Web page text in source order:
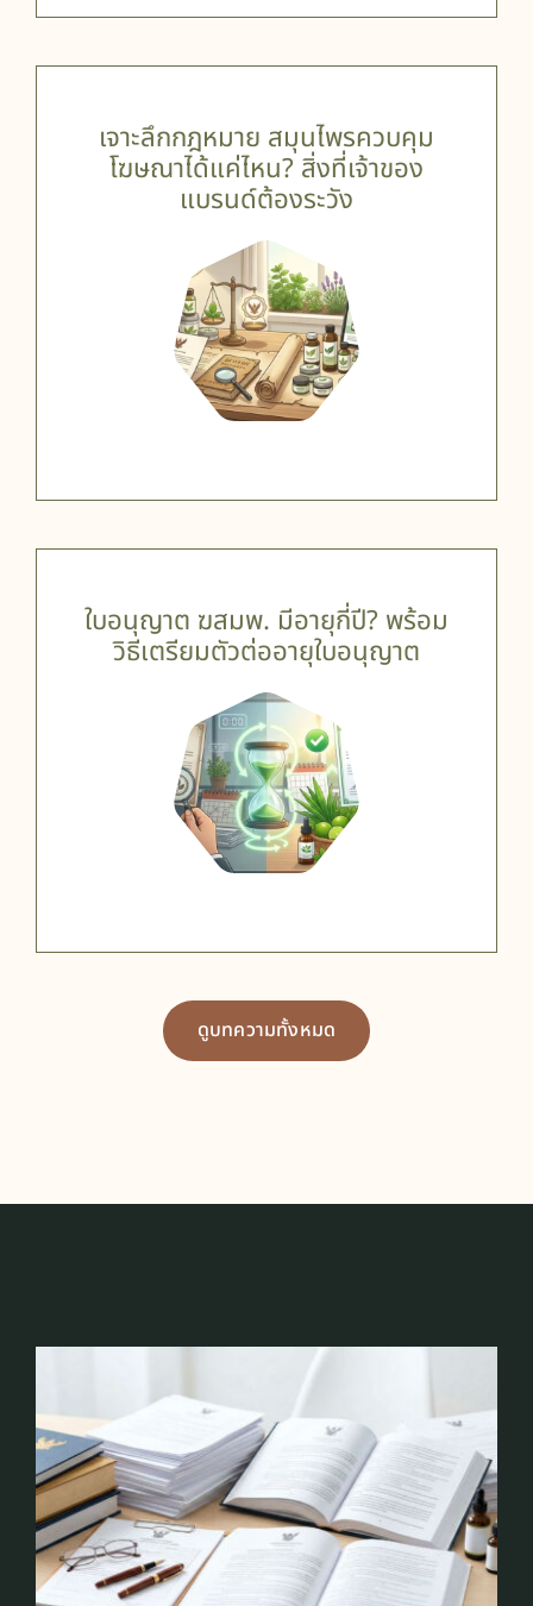
เจาะลึกกฎหมาย สมุนไพรควบคุม
โฆษณาได้แค่ไหน? สิ่งที่เจ้าของ
แบรนด์ต้องระวัง
ใบอนุญาต ฆสมพ. มีอายุกี่ปี? พร้อม
วิธีเตรียมตัวต่ออายุใบอนุญาต
ดูบทความทั้งหมด